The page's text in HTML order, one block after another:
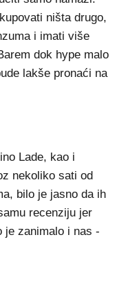
ništa drugo,
i imati više
dok hype malo
lakše pronaći na
Lade, kao i
nekoliko sati od
bilo je jasno da ih
recenziju jer
je zanimalo i nas -